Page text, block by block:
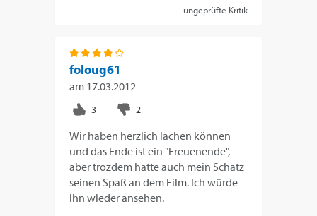
ungeprüfte Kritik
foloug61
am 17.03.2012
Wir haben herzlich lachen können
und das Ende ist ein "Freuenende",
aber trozdem hatte auch mein Schatz
seinen Spaß an dem Film. Ich würde
ihn wieder ansehen.